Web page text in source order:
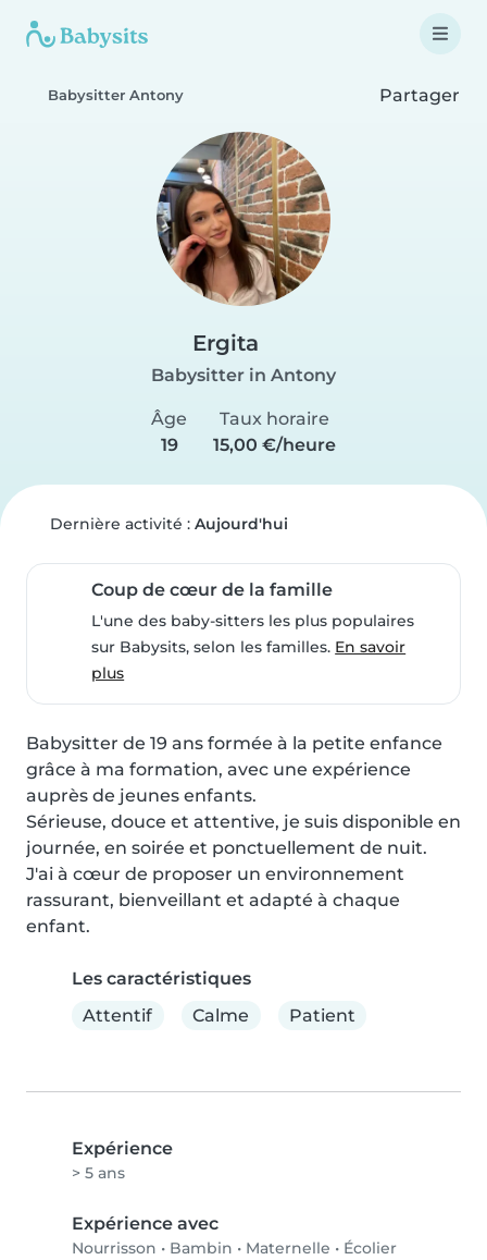
Babysitter Antony Partager
Ergita
Babysitter in Antony
Âge
19
Taux horaire
15,00 €/heure
Dernière activité : Aujourd'hui
Coup de cœur de la famille
L'une des baby-sitters les plus populaires
sur Babysits, selon les familles. En savoir
plus
Babysitter de 19 ans formée à la petite enfance
grâce à ma formation, avec une expérience
auprès de jeunes enfants.
Sérieuse, douce et attentive, je suis disponible en
journée, en soirée et ponctuellement de nuit.
J'ai à cœur de proposer un environnement
rassurant, bienveillant et adapté à chaque
enfant.
Les caractéristiques
Attentif
Calme Patient
Expérience
> 5 ans
Expérience avec
Nourrisson • Bambin • Maternelle • Écolier